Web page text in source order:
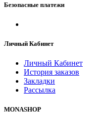
Безопасные платежи
Личный Кабинет
Личный Кабинет
История заказов
Закладки
Рассылка
MONASHOP